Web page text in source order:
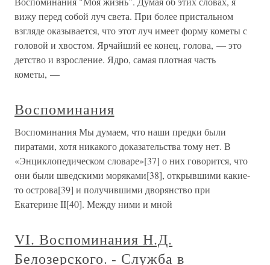
вижу перед собой луч света. При более пристальном
взгляде оказывается, что этот луч имеет форму кометы с
головой и хвостом. Ярчайший ее конец, голова, — это
детство и взросление. Ядро, самая плотная часть
кометы, —
Воспоминания
Воспоминания Мы думаем, что наши предки были
пиратами, хотя никакого доказательства тому нет. В
«Энциклопедическом словаре»[37] о них говорится, что
они были шведскими моряками[38], открывшими какие-
то острова[39] и получившими дворянство при
Екатерине II[40]. Между ними и мной
VI. Воспоминания Н.Д.
Белозерского. - Служба в